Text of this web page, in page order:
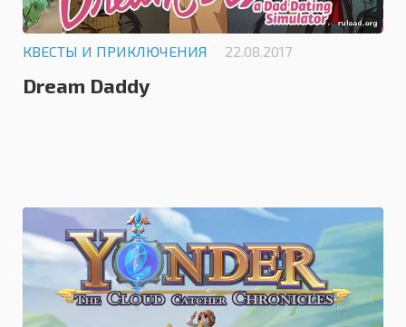
КВЕСТЫ И ПРИКЛЮЧЕНИЯ 22.08.2017
Dream Daddy
0.0